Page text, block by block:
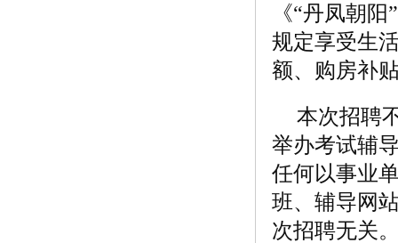
《“丹凤朝
规定享受生
额、购房补
本次招聘
举办考试辅
任何以事业
班、辅导网
次招聘无关